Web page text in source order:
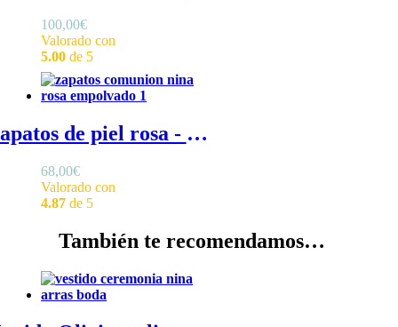
100,00€
Valorado con
5.00 de 5
Zapatos de piel rosa - Zapatos de niña rosa, en piel rosa empolvado con cintas rosa nude, para comunión o ceremonia
68,00€
Valorado con
4.87 de 5
También te recomendamos…